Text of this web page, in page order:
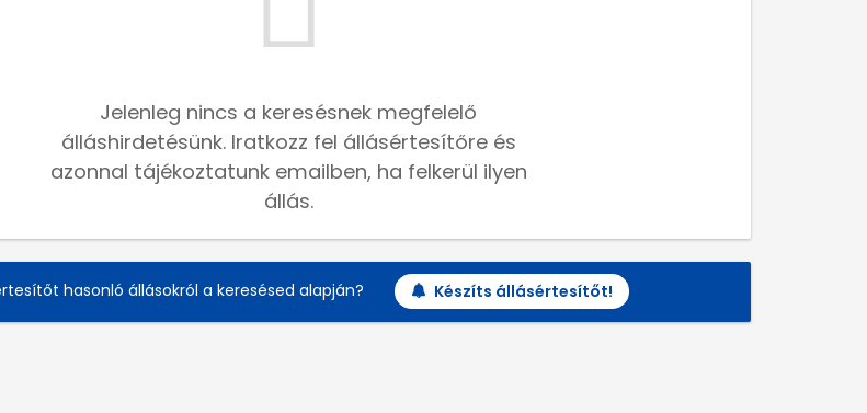
Jelenleg nincs a keresésnek megfelelő
álláshirdetésünk. Iratkozz fel állásértesítőre és
azonnal tájékoztatunk emailben, ha felkerül ilyen
állás.
hasonló állásokról a keresésed alapján? Készíts állásértesítőt!